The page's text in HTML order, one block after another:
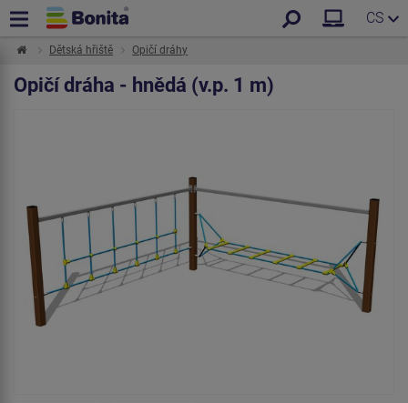
CS
Dětská hřiště Opičí dráhy
Opičí dráha - hnědá (v.p. 1 m)